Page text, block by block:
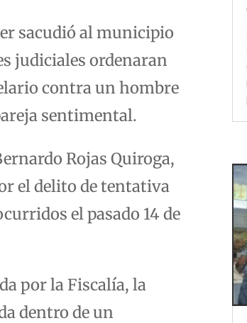
sacudió al municipio
judiciales ordenaran
contra un hombre
sentimental.
Rojas Quiroga,
el delito de tentativa
el pasado 14 de
por la Fiscalía, la
dentro de un